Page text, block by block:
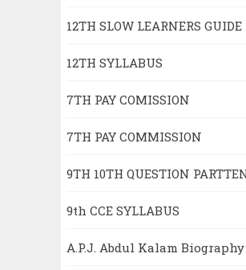
12TH SLOW LEARNERS GUIDE
12TH SYLLABUS
7TH PAY COMISSION
7TH PAY COMMISSION
9TH 10TH QUESTION
9th CCE SYLLABUS
A.P.J. Abdul Kalam Biography